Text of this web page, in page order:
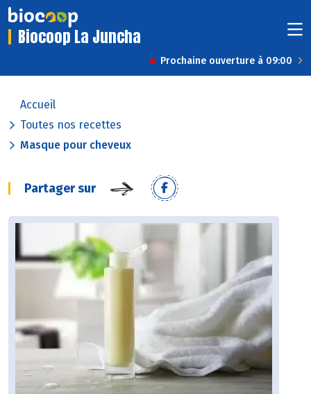
Biocoop La Juncha
Prochaine ouverture à 09:00
Accueil
Toutes nos recettes
Masque pour cheveux
Partager sur